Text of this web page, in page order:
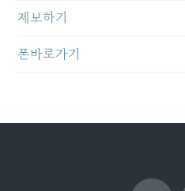
제보하기
폰바로가기